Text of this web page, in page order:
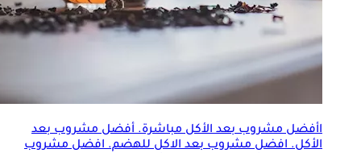
اأفضل مشروب بعد الأكل مباشرة. أفضل مشروب بعد
الأكل. افضل مشروب بعد الاكل للهضم. افضل مشروب